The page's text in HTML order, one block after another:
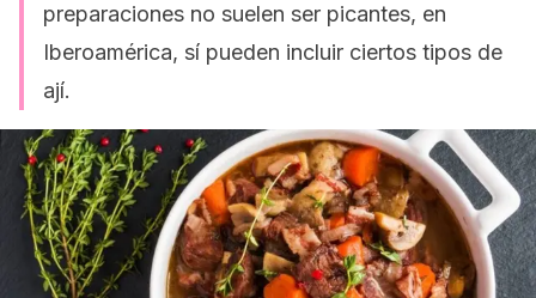
preparaciones no suelen ser picantes, en
Iberoamérica, sí pueden incluir ciertos tipos de
ají.